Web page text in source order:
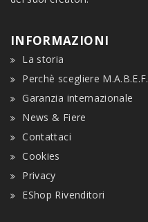
INFORMAZIONI
La storia
Perchè scegliere M.A.B.E.F.
Garanzia internazionale
News & Fiere
Contattaci
Cookies
Privacy
EShop Rivenditori